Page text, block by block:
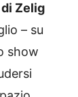
Zelig
– su
show